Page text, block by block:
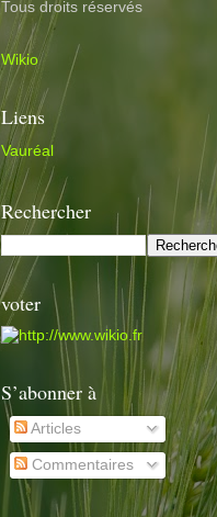
Tous droits réservés
Wikio
Liens
Vauréal
Rechercher
voter
S’abonner à
Articles
Commentaires